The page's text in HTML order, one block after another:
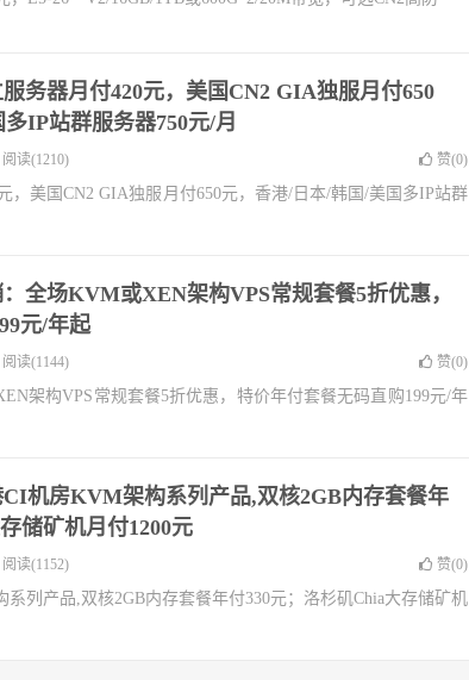
务器月付420元，美国CN2 GIA独服月付650
IP站群服务器750元/月
阅读(1210) 赞(0)
，美国CN2 GIA独服月付650元，香港/日本/韩国/美国多IP站群
全场KVM或XEN架构VPS常规套餐5折优惠，
元/年起
阅读(1144) 赞(0)
架构VPS常规套餐5折优惠，特价年付套餐无码直购199元/年
CI机房KVM架构系列产品,双核2GB内存套餐年
储矿机月付1200元
阅读(1152) 赞(0)
列产品,双核2GB内存套餐年付330元；洛杉矶Chia大存储矿机